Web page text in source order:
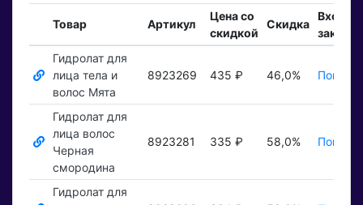
Товар Артикул
Цена со
скидкой
Скидка
заказы
Гидролат для
лица тела и
волос Мята
8923269 435 ₽ 46,0%
Гидролат для
лица волос
Черная
смородина
8923281 335 ₽ 58,0%
Гидролат для